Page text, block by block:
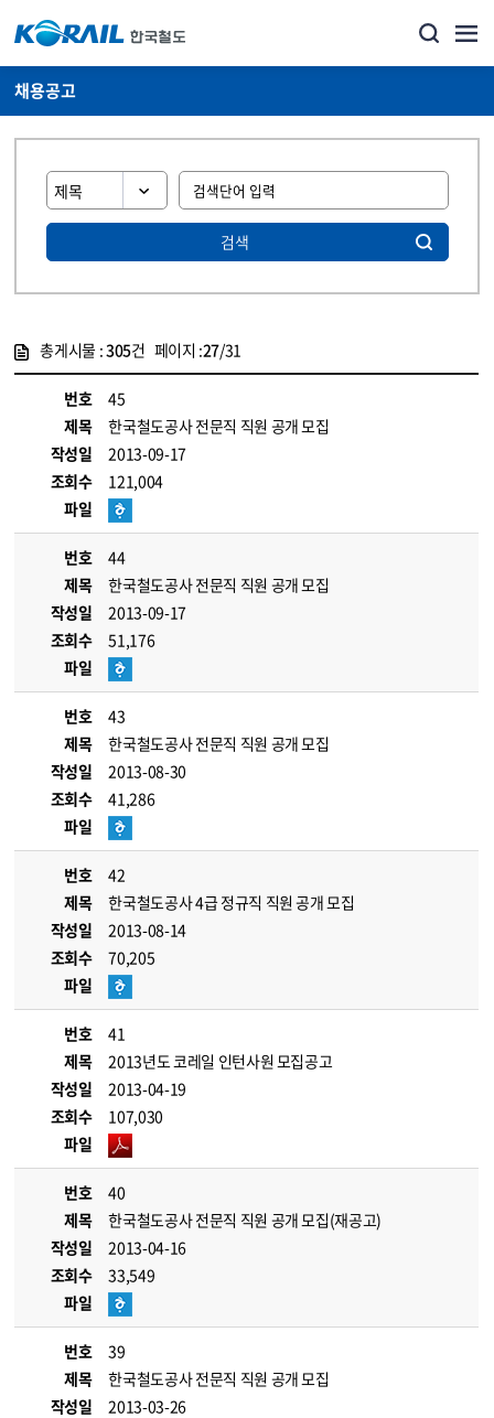
채용공고
검색
총게시물 :305건 페이지 :27/31
번호
45
제목
한국철도공사 전문직 직원 공개 모집
작성일
2013-09-17
조회수
121,004
파일
번호
44
제목
한국철도공사 전문직 직원 공개 모집
작성일
2013-09-17
조회수
51,176
파일
번호
43
제목
한국철도공사 전문직 직원 공개 모집
작성일
2013-08-30
조회수
41,286
파일
번호
42
제목
한국철도공사 4급 정규직 직원 공개 모집
작성일
2013-08-14
조회수
70,205
파일
번호
41
제목
2013년도 코레일 인턴사원 모집공고
작성일
2013-04-19
조회수
107,030
파일
번호
40
제목
한국철도공사 전문직 직원 공개 모집(재공고)
작성일
2013-04-16
조회수
33,549
파일
번호
39
제목
한국철도공사 전문직 직원 공개 모집
작성일
2013-03-26